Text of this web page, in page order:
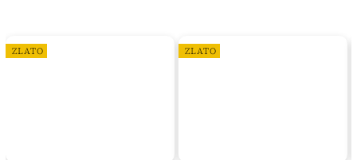
ZLATO ZLATO